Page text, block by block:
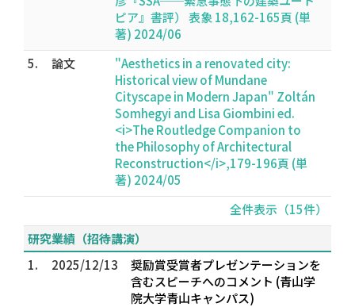
ピア』書評） 表象 18,162-165頁 (単
著) 2024/06
5.
論文
"Aesthetics in a renovated city:
Historical view of Mundane
Cityscape in Modern Japan" Zoltán
Somhegyi and Lisa Giombini ed.
<i>The Routledge Companion to
the Philosophy of Architectural
Reconstruction</i>,179-196頁 (単
著) 2024/05
全件表示（15件）
研究業績（招待講演）
1.
2025/12/13
奨励賞受賞者プレゼンテーションを
含むスピーチへのコメント (青山学
院大学青山キャンパス)